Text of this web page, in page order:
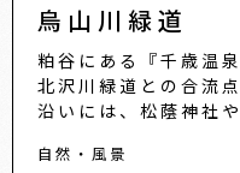
烏山川緑道
粕谷にある『千歳温
北沢川緑道との合流
沿いには、松蔭神社
自然・風景